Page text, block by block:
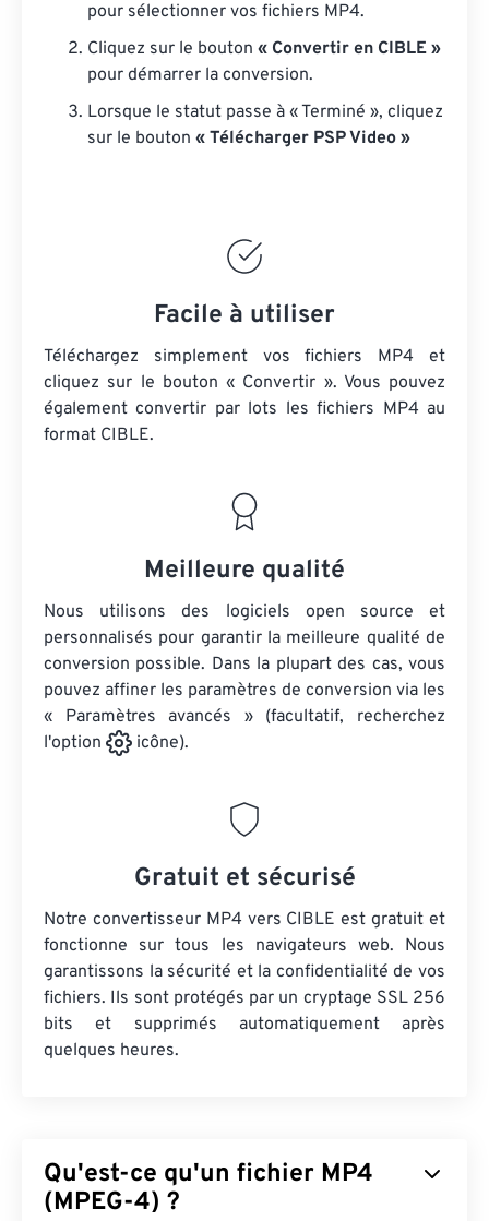
pour sélectionner vos fichiers MP4.
Cliquez sur le bouton « Convertir en CIBLE »
pour démarrer la conversion.
Lorsque le statut passe à « Terminé », cliquez
sur le bouton « Télécharger PSP Video »
Facile à utiliser
Téléchargez simplement vos fichiers MP4 et
cliquez sur le bouton « Convertir ». Vous pouvez
également convertir par lots les fichiers MP4au
format CIBLE.
Meilleure qualité
Nous utilisons des logiciels open source et
personnalisés pour garantir la meilleure qualité de
conversion possible. Dans la plupart des cas, vous
pouvez affiner les paramètres de conversion via les
« Paramètres avancés » (facultatif, recherchez
l'option
icône).
Gratuit et sécurisé
Notre convertisseur MP4 vers CIBLE est gratuit et
fonctionne sur tous les navigateurs web. Nous
garantissons la sécurité et la confidentialité de vos
fichiers. Ils sont protégés par un cryptage SSL 256
bits et supprimés automatiquement après
quelques heures.
Qu'est-ce qu'un fichier MP4
(MPEG-4) ?